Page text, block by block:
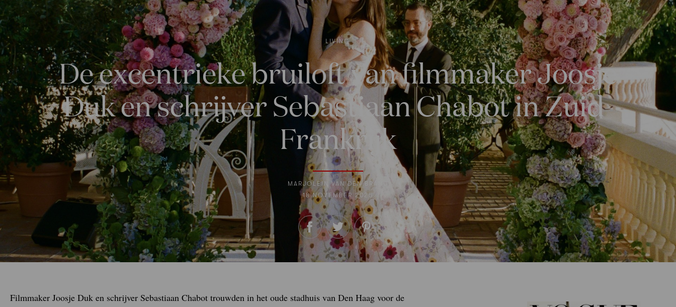
LIVING
De excentrieke bruiloft van filmmaker Joosje
Duk en schrijver Sebastiaan Chabot in Zuid-
Frankrijk
MARJOLEIN VAN DEN BRAND
18 NOVEMBER 2025
Filmmaker Joosje Duk en schrijver Sebastiaan Chabot trouwden in het oude stadhuis van Den Haag voor de